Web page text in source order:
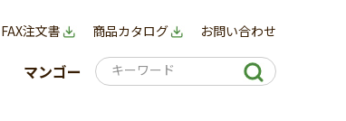
FAX注文書 商品カタログ お問い合わせ
マンゴー